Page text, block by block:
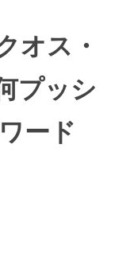
オス・
プッシ
ード